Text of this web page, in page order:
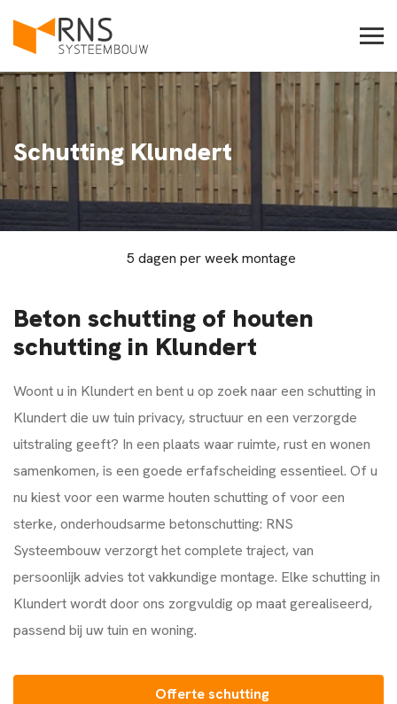
Schutting Klundert
5 dagen per week montage
Beton schutting of houten
schutting in Klundert
Woont u in Klunderten bent u op zoek naar een schutting in
Klundert die uw tuin privacy, structuur en een verzorgde
uitstraling geeft? In een plaats waar ruimte, rust en wonen
samenkomen, is een goede erfafscheiding essentieel. Of u
nu kiest voor een warme houten schutting of voor een
sterke, onderhoudsarme betonschutting: RNS
Systeembouwverzorgt het complete traject, van
persoonlijk advies tot vakkundige montage. Elke schutting in
Klundert wordt door ons zorgvuldig op maat gerealiseerd,
passend bij uw tuin en woning.
Offerte schutting